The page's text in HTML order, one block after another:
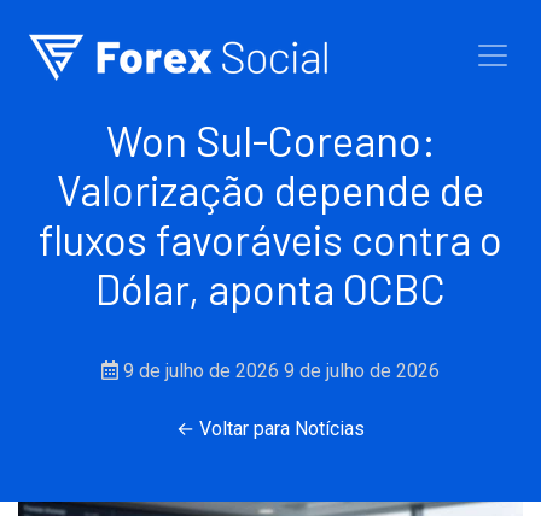
Won Sul-Coreano:
Valorização depende de
fluxos favoráveis contra o
Dólar, aponta OCBC
9 de julho de 2026 9 de julho de 2026
← Voltar para Notícias